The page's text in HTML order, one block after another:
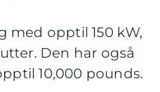
med opptil 150 kW,
Den har også
10,000 pounds.